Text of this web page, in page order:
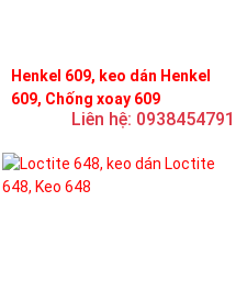
Henkel 609, keo dán Henkel
609, Chống xoay 609
Liên hệ: 0938454791